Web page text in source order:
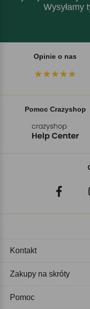
Wysyłamy
Opinie o nas
Pomoc Crazyshop
Kontakt
Zakupy na skróty
Pomoc